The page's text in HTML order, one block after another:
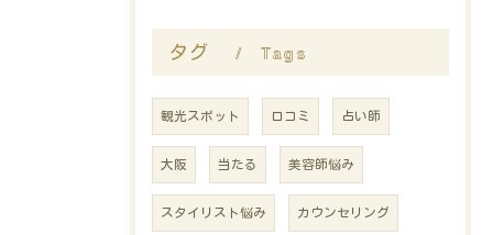
タグ Tags
観光スポット 口コミ 占い師
大阪 当たる 美容師悩み
スタイリスト悩み カウンセリング